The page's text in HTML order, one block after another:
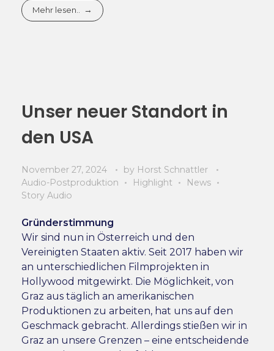
Mehr lesen..
Unser neuer Standort in
den USA
November 27, 2024 by Horst Schnattler
Audio-Postproduktion
Highlight
News
Story Audio
Gründerstimmung
Wir sind nun in Österreich und den
Vereinigten Staaten aktiv. Seit 2017 haben wir
an unterschiedlichen Filmprojekten in
Hollywood mitgewirkt. Die Möglichkeit, von
Graz aus täglich an amerikanischen
Produktionen zu arbeiten, hat uns auf den
Geschmack gebracht. Allerdings stießen wir in
Graz an unsere Grenzen – eine entscheidende